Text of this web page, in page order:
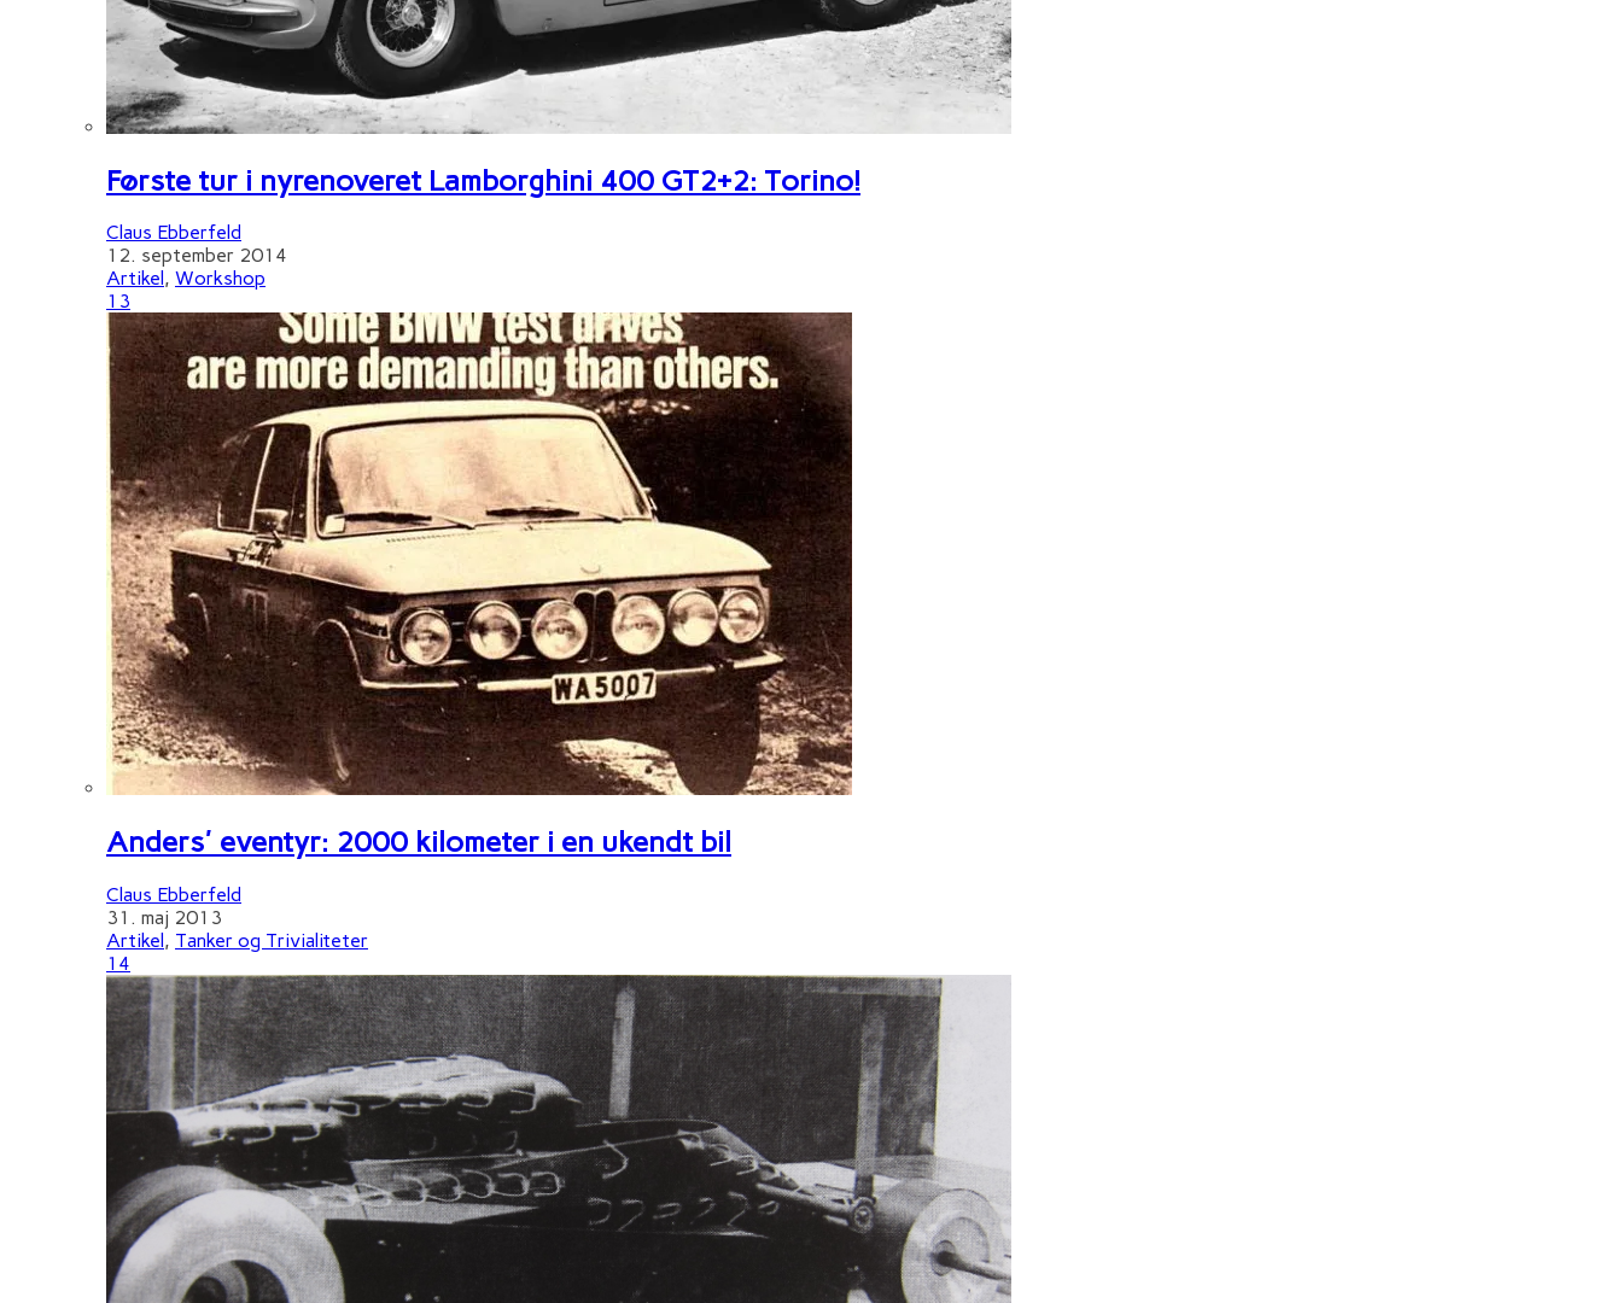
Første tur i nyrenoveret Lamborghini 400 GT2+2: Torino!
Claus Ebberfeld
12. september 2014
Artikel , Workshop
13
Anders' eventyr: 2000 kilometer i en ukendt bil
Claus Ebberfeld
31. maj 2013
Artikel , Tanker og Trivialiteter
14